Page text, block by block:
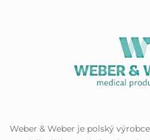
Weber & Weber je polský